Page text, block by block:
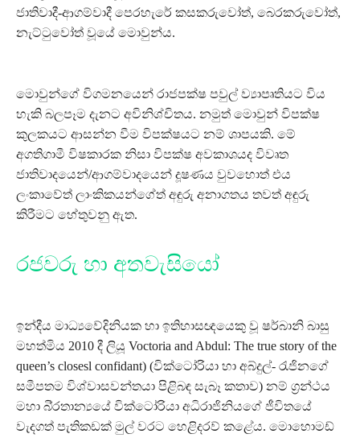
ජාතිවාදී-ආගම්වාදී පෙරහැරේ කසකරුවෝත්, බෙරකරුවෝත්,
නැට්ටුවෝත් වූයේ මොවුන්ය.
මොවුන්ගේ විගමනයෙන් රාජපක්ෂ පවුල් ව්‍යාපෘතියට විය
හැකි බලපෑම දැනට අවිනිශ්චිතය. නමුත් මොවුන් විපක්ෂ
කුලකයට ආසන්න වීම විපක්ෂයට නම් ශාපයකි. මේ
අගතිගාමී විෂකාරක නිසා විපක්ෂ අවකාශයද විවෘත
ජාතිවාදයෙන්/ආගම්වාදයෙන් දූෂණය වුවහොත් එය
ලංකාවේත් ලාංකිකයන්ගේත් අඳුරු අනාගතය තවත් අඳුරු
කිරීමට හේතුවනු ඇත.
රජවරු හා අතවැසියෝ
ඉන්දීය මාධ්‍යවේදිනියක හා ඉතිහාසඥයෙකු වූ ෂර්බානි බාසු
මහත්මිය 2010 දී ලියූ Voctoria and Abdul: The true story of the
queen’s closesl confidant) (වික්ටෝරියා හා අබ්දුල්- රැජිනගේ
සමීපතම විශ්වාසවන්තයා පිළිබඳ සැබෑ කතාව) නම් ග්‍රන්ථය
මහා බි්‍රතාන්‍යයේ වික්ටෝරියා අධිරාජිනියගේ ජීවිතයේ
වැදගත් පැතිකඩක් මුල් වරට හෙළිදරව් කළේය. මොහොමඩ්